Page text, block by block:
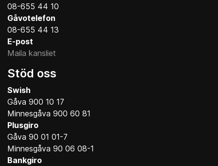
08-655 44 10
Gåvotelefon
08-655 44 13
E-post
Maila kansliet
Stöd oss
Swish
Gåva 900 10 17
Minnesgåva 900 60 81
Plusgiro
Gåva 90 01 01-7
Minnesgåva 90 06 08-1
Bankgiro